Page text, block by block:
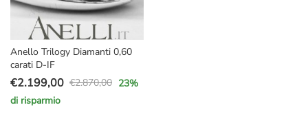
Anello Trilogy Diamanti 0,60
carati D-IF
€2.870,00
Il
prezzo
€2.199,00
Il
prezzo
23%
di risparmio